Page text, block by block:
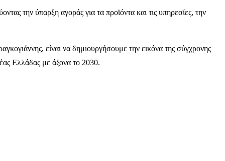
την ύπαρξη αγοράς για τα προϊόντα και τις υπηρεσίες, την
είναι να δημιουργήσουμε την εικόνα της σύγχρονης
Ελλάδας με άξονα το 2030.